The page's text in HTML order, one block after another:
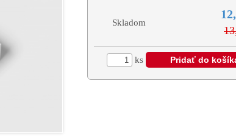
Skladom
ks